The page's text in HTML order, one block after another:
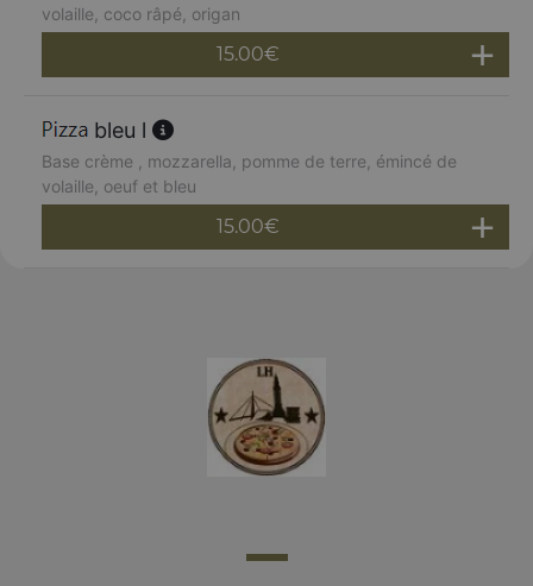
volaille, coco râpé, origan
15.00€
bleu l
Base crème , mozzarella, pomme de terre, émincé de
volaille, oeuf et bleu
15.00€